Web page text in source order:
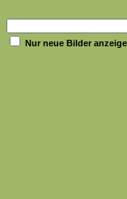
Nur neue Bilder